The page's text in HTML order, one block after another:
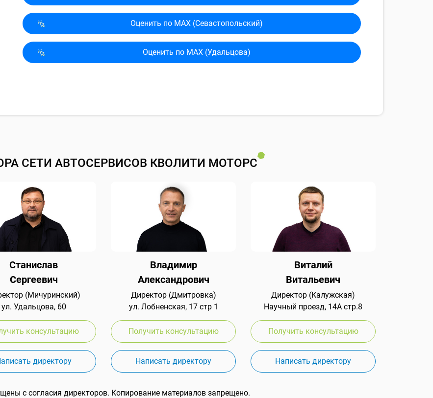
Оценить по MAX (Севасто­польский)
Оценить по MAX (Удальцова)
СЕТИ АВТОСЕРВИСОВ КВОЛИТИ МОТОРС
Станислав
Сергеевич
(Мичуринский)
ул. Удальцова, 60
консультацию
директору
Владимир
Александрович
Директор (Дмитровка)
ул. Лобненская, 17 стр 1
Получить консультацию
Написать директору
Виталий
Витальевич
Директор (Калужская)
Научный проезд, 14А стр.8
Получить консультацию
Написать директору
с согласия директоров. Копирование материалов запрещено.